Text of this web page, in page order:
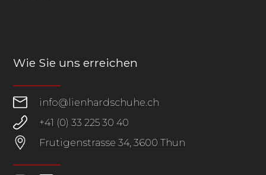
Wie Sie uns erreichen
info@lienhardschuhe.ch
+41 (0) 33 225 30 40
Frutigenstrasse 34, 3600 Thun